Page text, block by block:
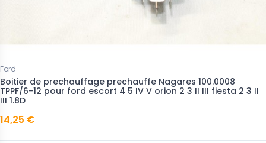
Ford
Boitier de prechauffage prechauffe Nagares 100.0008
TPPF/6-12 pour ford escort 4 5 IV V orion 2 3 II III fiesta 2 3 II
III 1.8D
14,25 €